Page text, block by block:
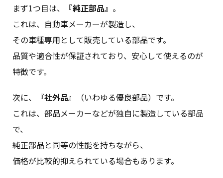
まず1つ目は、 『純正部品』 。
これは、自動車メーカーが製造し、
その車種専用として販売している部品です。
品質や適合性が保証されており、安心して使えるのが
特徴です。
次に、 『社外品』
（いわゆる優良部品）です。
これは、部品メーカーなどが独自に製造している部品
で、
純正部品と同等の性能を持ちながら、
価格が比較的抑えられている場合もあります。